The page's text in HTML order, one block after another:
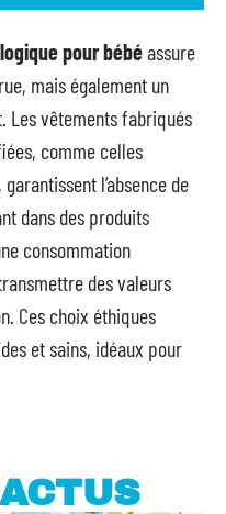
pour bébéassure
mais également un
Les vêtements fabriqués
comme celles
l’absence de
dans des produits
consommation
des valeurs
Ces choix éthiques
et sains, idéaux pour